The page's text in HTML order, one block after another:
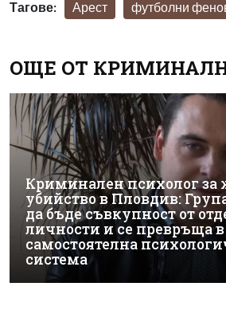
Тагове: Арест футболни
ОЩЕ ОТ
Криминален психолог за
убийство в Пловдив:
да бъде съвкупност от
личности и се превръща в
самостоятелна
система